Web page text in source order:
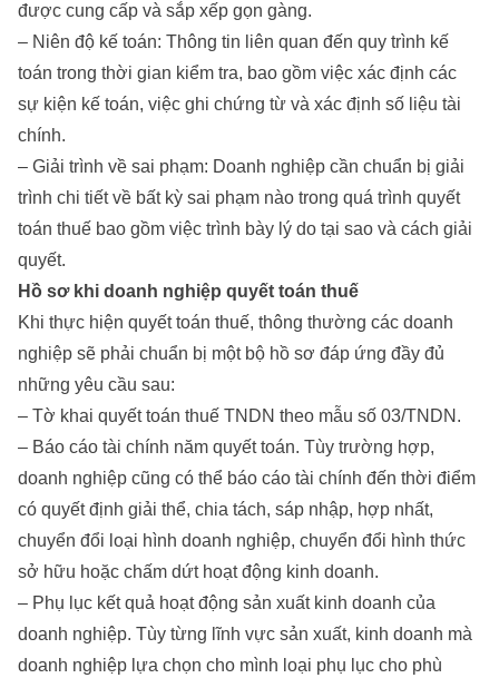
được cung cấp và sắp xếp gọn gàng.
– Niên độ kế toán: Thông tin liên quan đến quy trình kế
toán trong thời gian kiểm tra, bao gồm việc xác định các
sự kiện kế toán, việc ghi chứng từ và xác định số liệu tài
chính.
– Giải trình về sai phạm: Doanh nghiệp cần chuẩn bị giải
trình chi tiết về bất kỳ sai phạm nào trong quá trình quyết
toán thuế bao gồm việc trình bày lý do tại sao và cách giải
quyết.
Hồ sơ khi doanh nghiệp quyết toán thuế
Khi thực hiện quyết toán thuế, thông thường các doanh
nghiệp sẽ phải chuẩn bị một bộ hồ sơ đáp ứng đầy đủ
những yêu cầu sau:
– Tờ khai quyết toán thuế TNDN theo mẫu số 03/TNDN.
– Báo cáo tài chính năm quyết toán. Tùy trường hợp,
doanh nghiệp cũng có thể báo cáo tài chính đến thời điểm
có quyết định giải thể, chia tách, sáp nhập, hợp nhất,
chuyển đổi loại hình doanh nghiệp, chuyển đổi hình thức
sở hữu hoặc chấm dứt hoạt động kinh doanh.
– Phụ lục kết quả hoạt động sản xuất kinh doanh của
doanh nghiệp. Tùy từng lĩnh vực sản xuất, kinh doanh mà
doanh nghiệp lựa chọn cho mình loại phụ lục cho phù